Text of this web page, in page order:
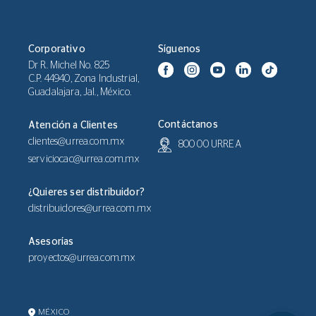
Corporativo
Dr R. Michel No. 825
C.P. 44940, Zona Industrial,
Guadalajara, Jal., México.
Atención a Clientes
clientes@urrea.com.mx
serviciocac@urrea.com.mx
¿Quieres ser distribuidor?
distribuidores@urrea.com.mx
Asesorías
proyectos@urrea.com.mx
Síguenos
Contáctanos
800 00 URREA
MÉXICO